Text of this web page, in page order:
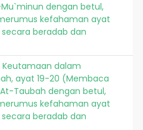
Mu`minun dengan betul,
kefahaman ayat
beradab dan
Keutamaan dalam
ayat 19-20 (Membaca
Taubah dengan betul,
kefahaman ayat
beradab dan